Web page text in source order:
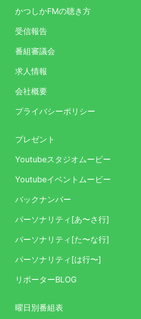
かつしかFMの聴き方
受信報告
番組審議会
求人情報
会社概要
プライバシーポリシー
プレゼント
Youtubeスタジオムービー
Youtubeイベントムービー
バックナンバー
パーソナリティ[あ〜さ行]
パーソナリティ[た〜な行]
パーソナリティ[は行〜]
リポーターBLOG
曜日別番組表